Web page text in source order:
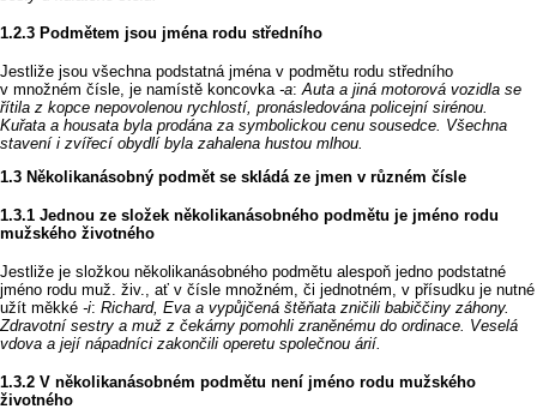
Podmětem jsou jména rodu středního
Jestliže jsou všechna podstatná jména v podmětu rodu středního
v množném čísle, je namístě koncovka ‑a:Auta a jiná motorová vozidla se
řítila z kopce nepovolenou rychlostí, pronásledována policejní sirénou.
Kuřata a housata byla prodána za symbolickou cenu sousedce. Všechna
stavení i zvířecí obydlí byla zahalena hustou mlhou.
Několikanásobný podmět se skládá ze jmen v různém čísle
Jednou ze složek několikanásobného podmětu je jméno rodu
mužského životného
Jestliže je složkou několikanásobného podmětu alespoň jedno podstatné
jméno rodu muž. živ., ať v čísle množném, či jednotném, v přísudku je nutné
užít měkké ‑i: Richard, Eva a vypůjčená štěňata zničili babiččiny záhony.
Zdravotní sestry a muž z čekárny pomohli zraněnému do ordinace. Veselá
vdova a její nápadníci zakončili operetu společnou árií.
V několikanásobném podmětu není jméno rodu mužského
životného